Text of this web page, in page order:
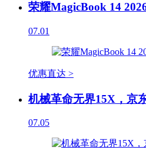
荣耀MagicBook 14
07.01
优惠直达 >
机械革命无界15X，京
07.05